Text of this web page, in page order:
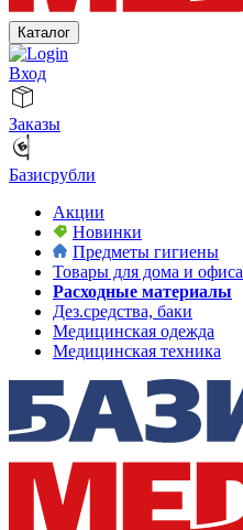
Каталог
Вход
Заказы
Базисрубли
Акции
Новинки
Предметы гигиены
Товары для дома и офиса
Расходные материалы
Дез.средства, баки
Медицинская одежда
Медицинская техника